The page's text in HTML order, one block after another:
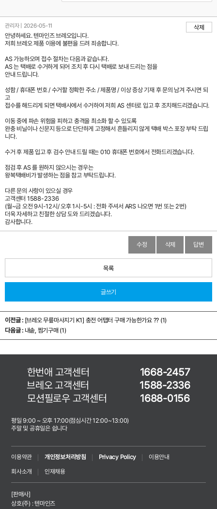
관리자 | 2026-05-11
삭제
안녕하세요. 텐마인즈 브레오입니다.
저희 브레오 제품 이용에 불편을 드려 죄송합니다.
AS 가능하오며 접수 절차는 다음과 같습니다.
AS 는 택배로 수거하게 되어 조치 후 다시 택배로 보내 드리는 점을
안내 드립니다.
성함 / 휴대폰 번호 / 수거할 정확한 주소 / 제품명 / 이상 증상 기재 후 문의 남겨 주시면 되
고
접수를 해드리게 되면 택배사에서 수거하여 저희 AS 센터로 입고 후 조치해드리겠습니다.
이동 중에 파손 위험을 피하고 충격을 최소화 할 수 있도록
완충 비닐이나 신문지 등으로 단단하게 고정해서 흔들리지 않게 택배 박스 포장 부탁 드립
니다.
수거 후 제품 입고 후 검수 안내 드릴 때는 010 휴대폰 번호에서 전화드리겠습니다.
점검 후 AS 를 원하지 않으시는 경우는
왕복택배비가 발생하는 점을 참고 부탁드립니다.
다른 문의 사항이 있으실 경우
고객센터 1588-2336
(월~금 오전 9시-12시/ 오후 1시-5시 : 전화 주셔서 ARS 나오면 1번 또는 2번)
더욱 자세하고 친절한 상담 도와 드리겠습니다.
감사합니다.
수정 삭제 답변
목록
글쓰기
이전글 : [브레오 무릎마사지기 K1] 충전 어탭터 구매 가능한가요 ?? (1)
다음글 : 내솥, 찜기구매 (1)
한번애 고객센터
1668-2457
브레오 고객센터
1588-2336
모션필로우 고객센터
1688-0156
평일 9:00 ~ 오후 17:00(점심시간 12:00~13:00)
주말 및 공휴일은 쉽니다
이용약관 개인정보처리방침 Privacy Policy
이용안내
회사소개
인재채용
[판매사]
상호(주) : 텐마인즈